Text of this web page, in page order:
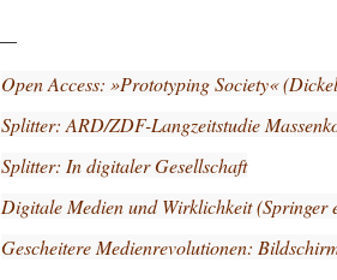
Open Access: »Prototyping Society«
Splitter: ARD/ZDF-Langzeitstudie
Splitter: In digitaler Gesellschaft
Digitale Medien und Wirklichkeit (Springer
Gescheitere Medienrevolutionen: